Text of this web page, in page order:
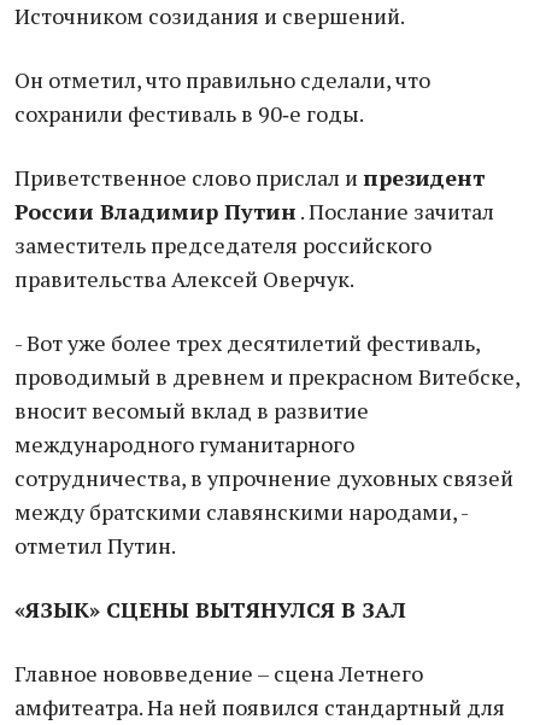
Источником созидания и свершений.
Он отметил, что правильно сделали, что
сохранили фестиваль в 90‑е годы.
Приветственное слово прислал и президент
России Владимир Путин . Послание зачитал
заместитель председателя российского
правительства Алексей Оверчук.
- Вот уже более трех десятилетий фестиваль,
проводимый в древнем и прекрасном Витебске,
вносит весомый вклад в развитие
международного гуманитарного
сотрудничества, в упрочнение духовных связей
между братскими славянскими народами, -
отметил Путин.
«ЯЗЫК» СЦЕНЫ ВЫТЯНУЛСЯ В ЗАЛ
Главное нововведение – сцена Летнего
амфитеатра. На ней появился стандартный для